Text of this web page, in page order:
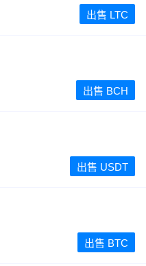
出售 LTC
出售 BCH
出售 USDT
出售 BTC